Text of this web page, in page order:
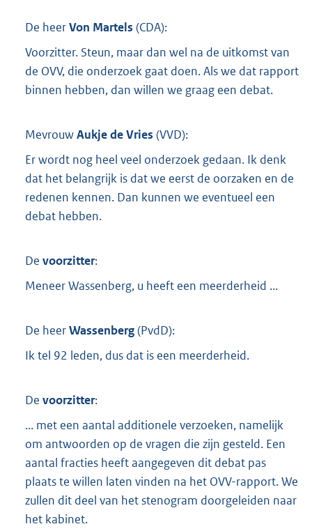
De heerVon Martels (CDA):
Voorzitter. Steun, maar dan wel na de uitkomst van
de OVV, die onderzoek gaat doen. Als we dat rapport
binnen hebben, dan willen we graag een debat.
MevrouwAukje de Vries (VVD):
Er wordt nog heel veel onderzoek gedaan. Ik denk
dat het belangrijk is dat we eerst de oorzaken en de
redenen kennen. Dan kunnen we eventueel een
debat hebben.
De voorzitter:
Meneer Wassenberg, u heeft een meerderheid ...
De heerWassenberg(PvdD):
Ik tel 92 leden, dus dat is een meerderheid.
De voorzitter:
... met een aantal additionele verzoeken, namelijk
om antwoorden op de vragen die zijn gesteld. Een
aantal fracties heeft aangegeven dit debat pas
plaats te willen laten vinden na het OVV-rapport. We
zullen dit deel van het stenogram doorgeleiden naar
het kabinet.